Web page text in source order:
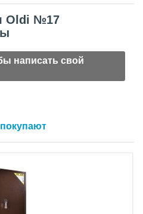
Oldi №17
написать свой